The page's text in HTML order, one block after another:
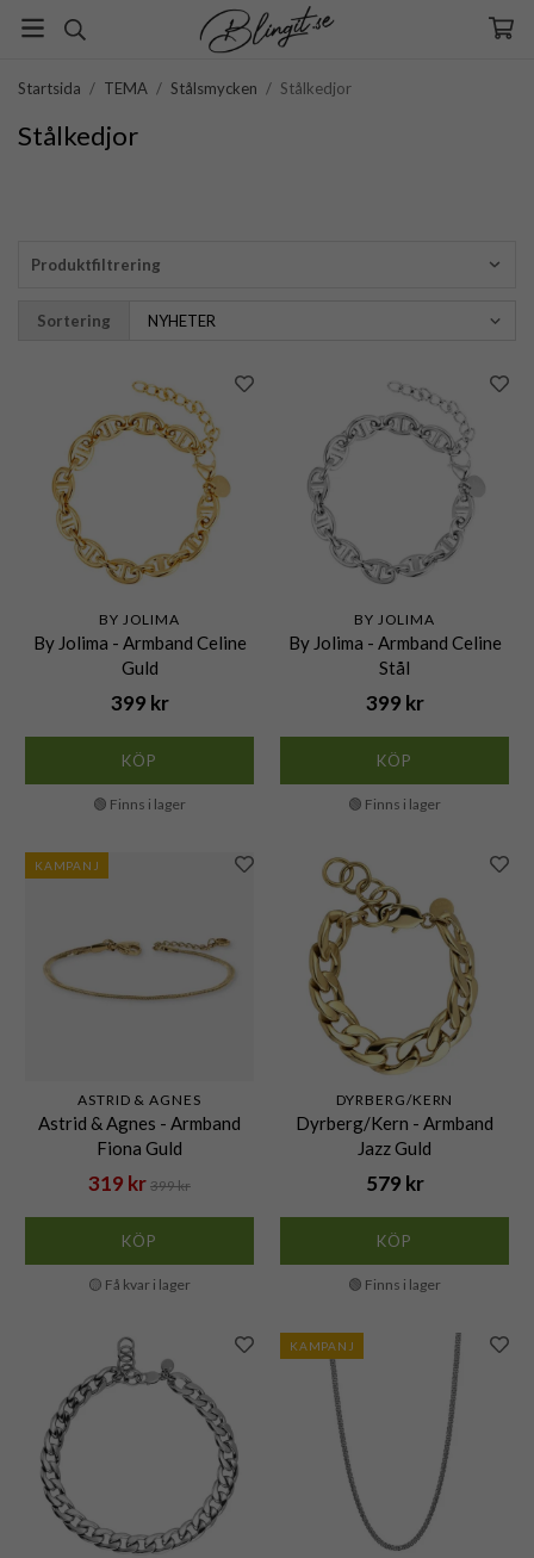
Startsida / TEMA / Stålsmycken / Stålkedjor
Stålkedjor
Produktfiltrering
Sortering
BY JOLIMA
By Jolima - Armband Celine
Guld
399 kr
KÖP
🟢 Finns i lager
BY JOLIMA
By Jolima - Armband Celine
Stål
399 kr
KÖP
🟢 Finns i lager
KAMPANJ
ASTRID & AGNES
Astrid & Agnes - Armband
Fiona Guld
319 kr 399 kr
KÖP
🟡 Få kvar i lager
DYRBERG/KERN
Dyrberg/Kern - Armband
Jazz Guld
579 kr
KÖP
🟢 Finns i lager
KAMPANJ